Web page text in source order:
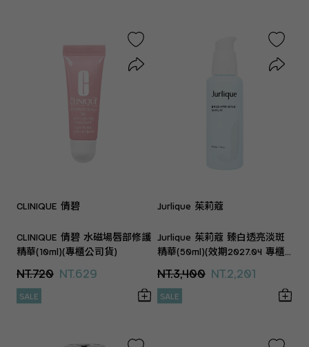
CLINIQUE 倩碧
CLINIQUE 倩碧 水磁場唇部修護
精華(10ml)(專櫃公司貨)
NT.720 NT.629
SALE
Jurlique 茱莉蔻
Jurlique 茱莉蔻 臻白透亮淡斑
精華(50ml)(效期2027.04 專櫃
NT.3,400 NT.2,201
SALE